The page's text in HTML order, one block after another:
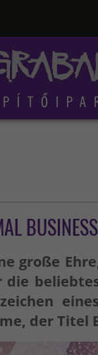
große
der Titel